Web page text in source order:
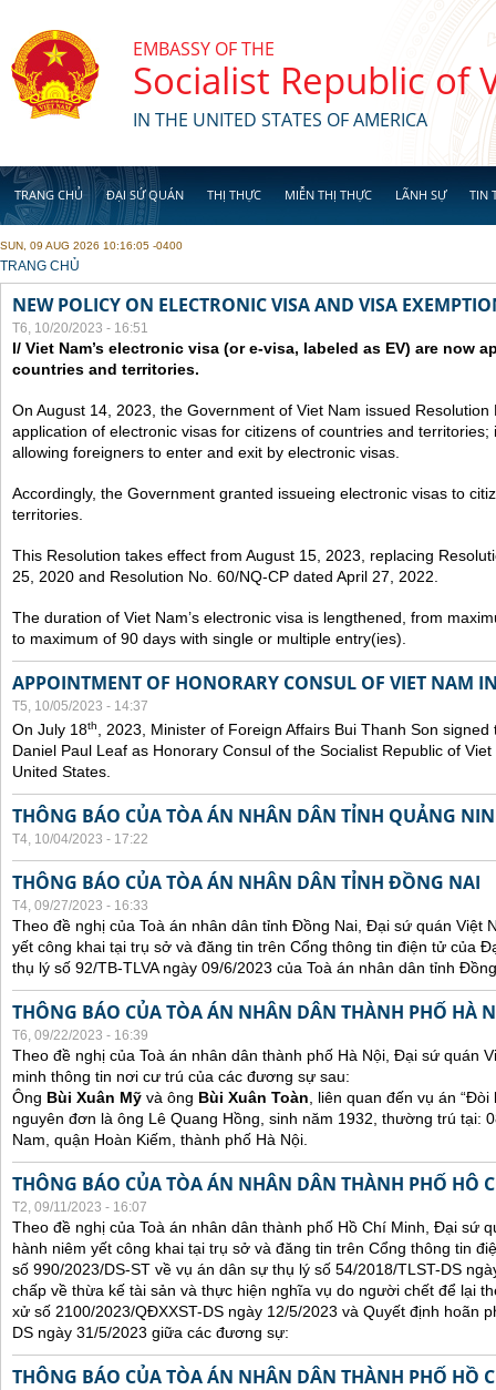
EMBASSY OF THE
Socialist Republic of
IN THE UNITED STATES OF AMERICA
TRANG CHỦ ĐẠI SỨ QUÁN THỊ THỰC MIỄN THỊ THỰC LÃNH SỰ TIN
SUN, 09 AUG 2026 10:16:05 -0400
YOU ARE HERE
TRANG CHỦ
NEW POLICY ON ELECTRONIC VISA AND VISA
T6, 10/20/2023 - 16:51
I/ Viet Nam’s electronic visa (or e-visa, labeled as EV) are now
countries and territories.
On August 14, 2023, the Government of Viet Nam issued
application of electronic visas for citizens of countries and
allowing foreigners to enter and exit by electronic visas.
Accordingly, the Government granted issueing electronic visas to
territories.
This Resolution takes effect from August 15, 2023, replacing
25, 2020 and Resolution No. 60/NQ-CP dated April 27, 2022.
The duration of Viet Nam’s electronic visa is lengthened, from
to maximum of 90 days with single or multiple entry(ies).
APPOINTMENT OF HONORARY CONSUL OF VIET NAM
T5, 10/05/2023 - 14:37
On July 18th
, 2023, Minister of Foreign Affairs Bui Thanh Son
Daniel Paul Leaf as Honorary Consul of the Socialist Republic of
United States.
THÔNG BÁO CỦA TÒA ÁN NHÂN DÂN TỈNH QUẢNG
T4, 10/04/2023 - 17:22
THÔNG BÁO CỦA TÒA ÁN NHÂN DÂN TỈNH ĐỒNG NAI
T4, 09/27/2023 - 16:33
Theo đề nghị của Toà án nhân dân tỉnh Đồng Nai, Đại sứ quán Việt
yết công khai tại trụ sở và đăng tin trên Cổng thông tin điện tử của
thụ lý số 92/TB-TLVA ngày 09/6/2023 của Toà án nhân dân tỉnh
THÔNG BÁO CỦA TÒA ÁN NHÂN DÂN THÀNH PHỐ HÀ
T6, 09/22/2023 - 16:39
Theo đề nghị của Toà án nhân dân thành phố Hà Nội, Đại sứ quán
minh thông tin nơi cư trú của các đương sự sau:
Ông Bùi Xuân Mỹ và ông Bùi Xuân Toàn , liên quan đến vụ án
nguyên đơn là ông Lê Quang Hồng, sinh năm 1932, thường trú tại:
Nam, quận Hoàn Kiếm, thành phố Hà Nội.
THÔNG BÁO CỦA TÒA ÁN NHÂN DÂN THÀNH PHỐ HÔ
T2, 09/11/2023 - 16:07
Theo đề nghị của Toà án nhân dân thành phố Hồ Chí Minh, Đại sứ
hành niêm yết công khai tại trụ sở và đăng tin trên Cổng thông tin
số 990/2023/DS-ST về vụ án dân sự thụ lý số 54/2018/TLST-DS
chấp về thừa kế tài sản và thực hiện nghĩa vụ do người chết để lại
xử số 2100/2023/QĐXXST-DS ngày 12/5/2023 và Quyết định hoãn
DS ngày 31/5/2023 giữa các đương sự:
THÔNG BÁO CỦA TÒA ÁN NHÂN DÂN THÀNH PHỐ HỒ